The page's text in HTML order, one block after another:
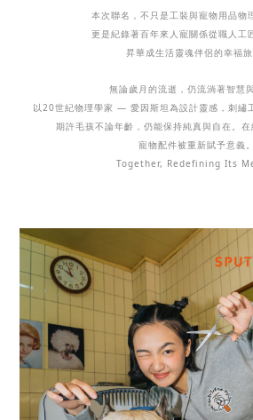
本次聯名，不只是工裝與寵物用品物
更是紀錄著百年來人寵關係從職人工
昇華成生活靈魂伴侶的幸福旅
無論歲月的流逝，仍流淌著智慧
以20世紀物理學家 — 愛因斯坦為設計靈感，刺繡
期許毛孩不論年齡，仍能保持純真與自在。在
寵物配件被重新賦予意義。
Together, Redefining Its